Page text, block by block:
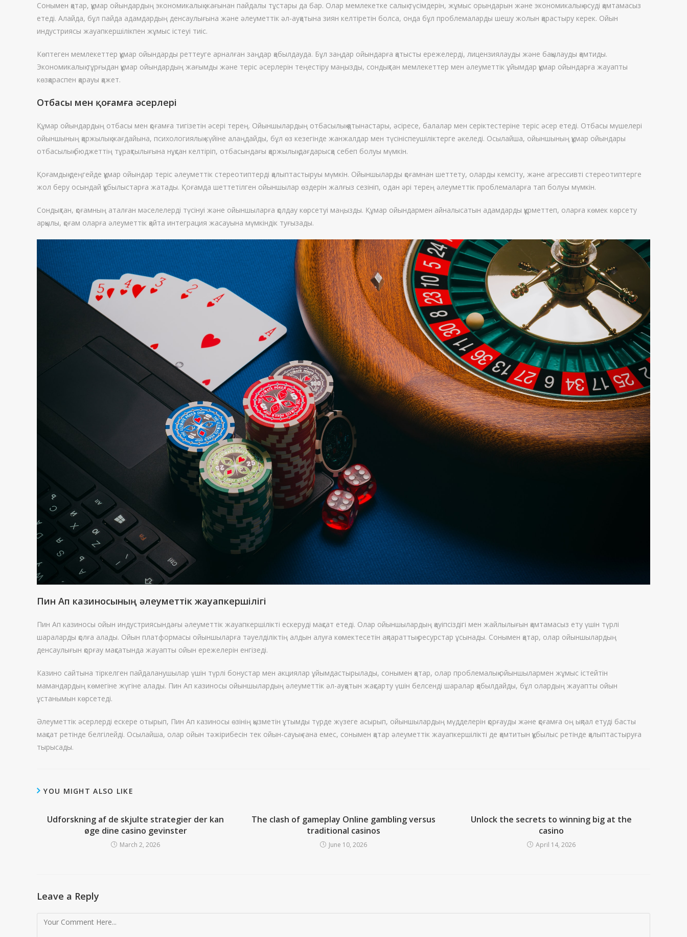
Сонымен қатар, құмар ойындардың экономикалық жағынан пайдалы тұстары да бар. Олар мемлекетке салық түсімдерін, жұмыс орындарын және экономикалық өсуді қамтамасыз
етеді. Алайда, бұл пайда адамдардың денсаулығына және әлеуметтік әл-ауқатына зиян келтіретін болса, онда бұл проблемаларды шешу жолын қарастыру керек. Ойын
индустриясы жауапкершілікпен жұмыс істеуі тиіс.
Көптеген мемлекеттер құмар ойындарды реттеуге арналған заңдар қабылдауда. Бұл заңдар ойындарға қатысты ережелерді, лицензиялауды және бақылауды қамтиды.
Экономикалық тұрғыдан құмар ойындардың жағымды және теріс әсерлерін теңестіру маңызды, сондықтан мемлекеттер мен әлеуметтік ұйымдар құмар ойындарға жауапты
көзқараспен қарауы қажет.
Отбасы мен қоғамға әсерлері
Құмар ойындардың отбасы мен қоғамға тигізетін әсері терең. Ойыншылардың отбасылық қатынастары, әсіресе, балалар мен серіктестеріне теріс әсер етеді. Отбасы мүшелері
ойыншының қаржылық жағдайына, психологиялық күйіне алаңдайды, бұл өз кезегінде жанжалдар мен түсініспеушіліктерге әкеледі. Осылайша, ойыншының құмар ойындары
отбасылық бюджеттің тұрақтылығына нұқсан келтіріп, отбасындағы қаржылық дағдарысқа себеп болуы мүмкін.
Қоғамдық деңгейде құмар ойындар теріс әлеуметтік стереотиптерді қалыптастыруы мүмкін. Ойыншыларды қоғамнан шеттету, оларды кемсіту, және агрессивті стереотиптерге
жол беру осындай құбылыстарға жатады. Қоғамда шеттетілген ойыншылар өздерін жалғыз сезініп, одан әрі терең әлеуметтік проблемаларға тап болуы мүмкін.
Сондықтан, қоғамның аталған мәселелерді түсінуі және ойыншыларға қолдау көрсетуі маңызды. Құмар ойындармен айналысатын адамдарды құрметтеп, оларға көмек көрсету
арқылы, қоғам оларға әлеуметтік қайта интеграция жасауына мүмкіндік туғызады.
Пин Ап казиносының әлеуметтік жауапкершілігі
Пин Ап казиносы ойын индустриясындағы әлеуметтік жауапкершілікті ескеруді мақсат етеді. Олар ойыншылардың қауіпсіздігі мен жайлылығын қамтамасыз ету үшін түрлі
шараларды қолға алады. Ойын платформасы ойыншыларға тәуелділіктің алдын алуға көмектесетін ақпараттық ресурстар ұсынады. Сонымен қатар, олар ойыншылардың
денсаулығын қорғау мақсатында жауапты ойын ережелерін енгізеді.
Казино сайтына тіркелген пайдаланушылар үшін түрлі бонустар мен акциялар ұйымдастырылады, сонымен қатар, олар проблемалық ойыншылармен жұмыс істейтін
мамандардың көмегіне жүгіне алады. Пин Ап казиносы ойыншылардың әлеуметтік әл-ауқатын жақсарту үшін белсенді шаралар қабылдайды, бұл олардың жауапты ойын
ұстанымын көрсетеді.
Әлеуметтік әсерлерді ескере отырып, Пин Ап казиносы өзінің қызметін ұтымды түрде жүзеге асырып, ойыншылардың мүдделерін қорғауды және қоғамға оң ықпал етуді басты
мақсат ретінде белгілейді. Осылайша, олар ойын тәжірибесін тек ойын-сауық ғана емес, сонымен қатар әлеуметтік жауапкершілікті де қамтитын құбылыс ретінде қалыптастыруға
тырысады.
YOU MIGHT ALSO LIKE
Udforskning af de skjulte strategier der kan
øge dine casino gevinster
March 2, 2026
The clash of gameplay Online gambling versus
traditional casinos
June 10, 2026
Unlock the secrets to winning big at the
casino
April 14, 2026
Leave a Reply